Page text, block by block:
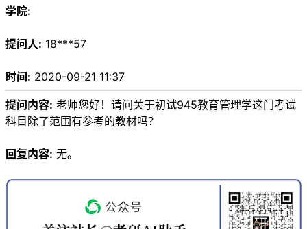
学院:
提问人: 18***57
时间: 2020-09-21 11:37
提问内容: 老师您好！请问关于初试945教育管理学这门考试
科目除了范围有参考的教材吗？
回复内容: 无。